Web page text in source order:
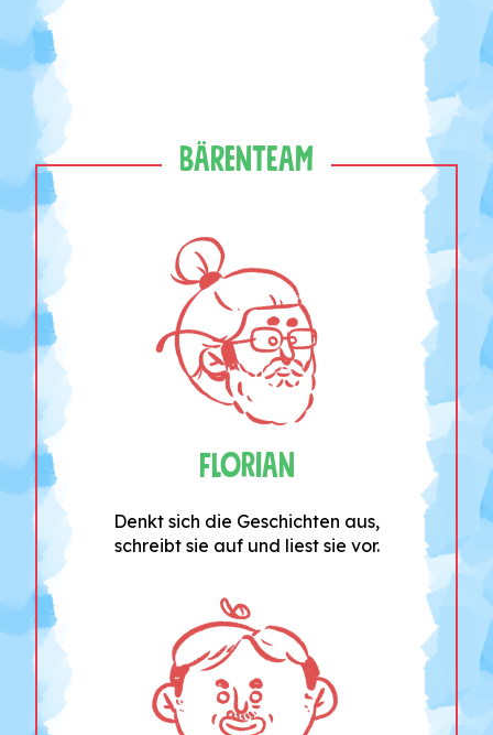
Bärenteam
Florian
Denkt sich die Geschichten aus,
schreibt sie auf und liest sie vor.